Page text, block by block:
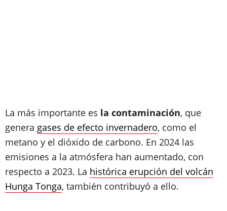
La más importante es la contaminación, que
genera gases de efecto invernadero, como el
metano y el dióxido de carbono. En 2024 las
emisiones a la atmósfera han aumentado, con
respecto a 2023. La histórica erupción del volcán
Hunga Tonga, también contribuyó a ello.